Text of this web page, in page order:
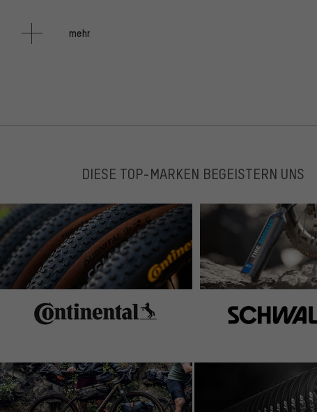
aber leicht. wahrscheinlich bin ich bloss zu pingelig
mehr
DIESE TOP-MARKEN BEGEISTERN UNS